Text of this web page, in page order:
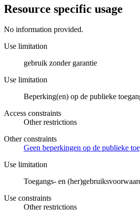
Resource specific usage
No information provided.
Use limitation
gebruik zonder garantie
Use limitation
Beperking(en) op de publieke
Access constraints
Other restrictions
Other constraints
Geen beperkingen op de publieke
Use limitation
Toegangs- en
Use constraints
Other restrictions